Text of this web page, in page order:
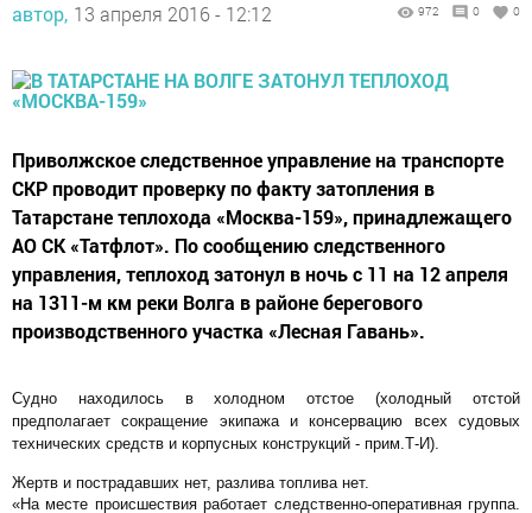
автор, 13 апреля 2016 - 12:12 972 0 0
Приволжское следственное управление на транспорте
СКР проводит проверку по факту затопления в
Татарстане теплохода «Москва-159», принадлежащего
АО СК «Татфлот». По сообщению следственного
управления, теплоход затонул в ночь с 11 на 12 апреля
на 1311-м км реки Волга в районе берегового
производственного участка «Лесная Гавань».
Судно находилось в холодном отстое (холодный отстой
предполагает сокращение экипажа и консервацию всех судовых
технических средств и корпусных конструкций - прим.Т-И).
Жертв и пострадавших нет, разлива топлива нет.
«На месте происшествия работает следственно-оперативная группа.